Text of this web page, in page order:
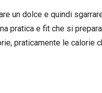
un dolce e quindi
pratica e fit che si prepara
praticamente le calorie